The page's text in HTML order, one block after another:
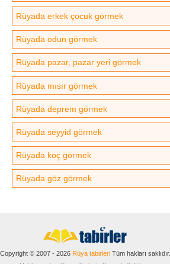
Rüyada erkek çocuk görmek
Rüyada odun görmek
Rüyada pazar, pazar yeri görmek
Rüyada mısır görmek
Rüyada deprem görmek
Rüyada seyyid görmek
Rüyada koç görmek
Rüyada göz görmek
Copyright © 2007 - 2026 Rüya tabirleri Tüm hakları saklıdır.